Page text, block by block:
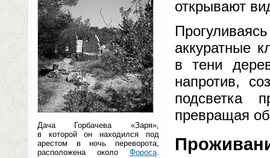
Дача Горбачева «Заря»,
в которой он находился под
арестом в ночь переворота,
расположена около Фороса.
открывают
аккуратные
в тени
напротив,
подсветка
превращая